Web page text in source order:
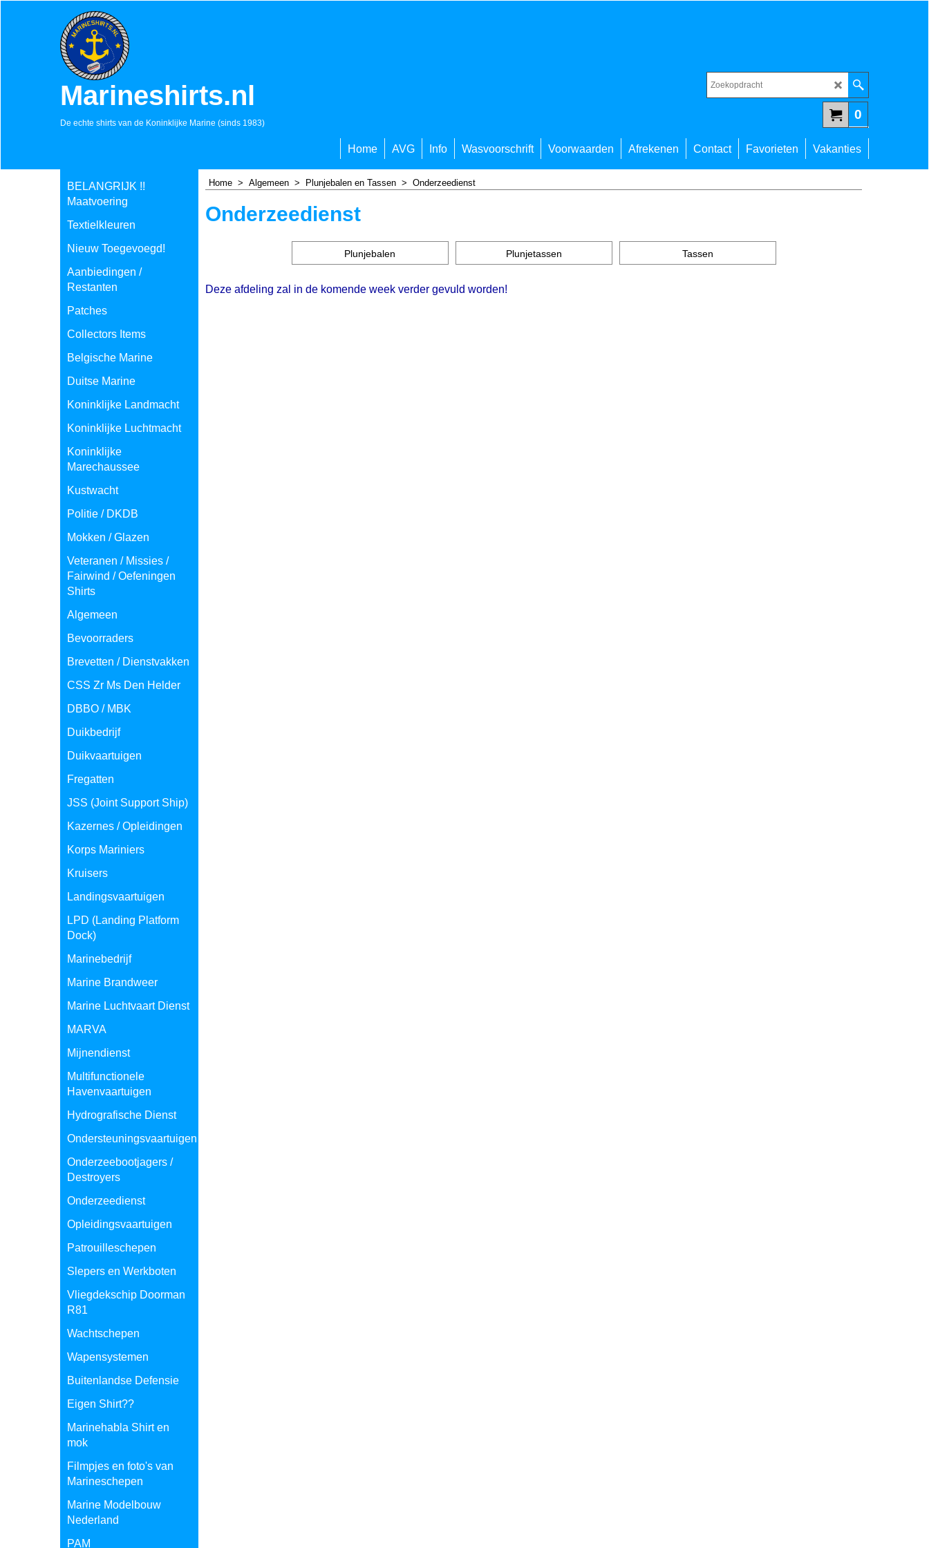
Marineshirts.nl
De echte shirts van de Koninklijke Marine (sinds 1983)
0
Home AVG Info Wasvoorschrift Voorwaarden Afrekenen Contact Favorieten Vakanties
BELANGRIJK !!
Maatvoering
Textielkleuren
Nieuw Toegevoegd!
Aanbiedingen /
Restanten
Patches
Collectors Items
Belgische Marine
Duitse Marine
Koninklijke Landmacht
Koninklijke Luchtmacht
Koninklijke
Marechaussee
Kustwacht
Politie / DKDB
Mokken / Glazen
Veteranen / Missies /
Fairwind / Oefeningen
Shirts
Algemeen
Bevoorraders
Brevetten / Dienstvakken
CSS Zr Ms Den Helder
DBBO / MBK
Duikbedrijf
Duikvaartuigen
Fregatten
JSS (Joint Support Ship)
Kazernes / Opleidingen
Korps Mariniers
Kruisers
Landingsvaartuigen
LPD (Landing Platform
Dock)
Marinebedrijf
Marine Brandweer
Marine Luchtvaart Dienst
MARVA
Mijnendienst
Multifunctionele
Havenvaartuigen
Hydrografische Dienst
Ondersteuningsvaartuigen
Onderzeebootjagers /
Destroyers
Onderzeedienst
Opleidingsvaartuigen
Patrouilleschepen
Slepers en Werkboten
Vliegdekschip Doorman
R81
Wachtschepen
Wapensystemen
Buitenlandse Defensie
Eigen Shirt??
Marinehabla Shirt en
mok
Filmpjes en foto's van
Marineschepen
Marine Modelbouw
Nederland
PAM
Home > Algemeen > Plunjebalen en Tassen > Onderzeedienst
Onderzeedienst
Plunjebalen Plunjetassen Tassen
Deze afdeling zal in de komende week verder gevuld worden!